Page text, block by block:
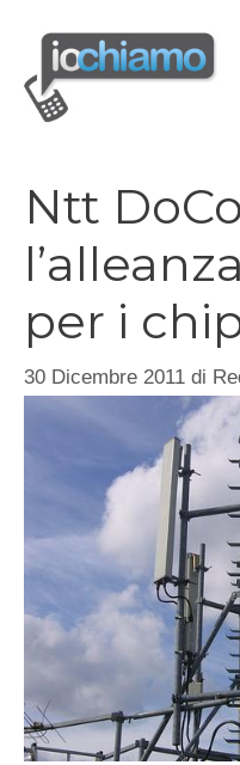
contenuto
Ntt
per i
30 Dicembre 2011 di